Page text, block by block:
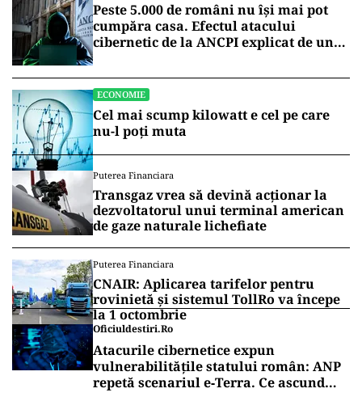
Peste 5.000 de români nu își mai pot
cumpăra casa. Efectul atacului
cibernetic de la ANCPI explicat de un
ECONOMIE
Cel mai scump kilowatt e cel pe care
nu-l poți muta
Puterea Financiara
Transgaz vrea să devină acționar la
dezvoltatorul unui terminal american
de gaze naturale lichefiate
Puterea Financiara
CNAIR: Aplicarea tarifelor pentru
rovinietă și sistemul TollRo va începe
la 1 octombrie
Oficiuldestiri.ro
Atacurile cibernetice expun
vulnerabilitățile statului român: ANP
repetă scenariul e‑Terra. Ce ascund